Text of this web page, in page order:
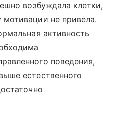
возбуждала клетки,
не привела.
активность
поведения,
естественного